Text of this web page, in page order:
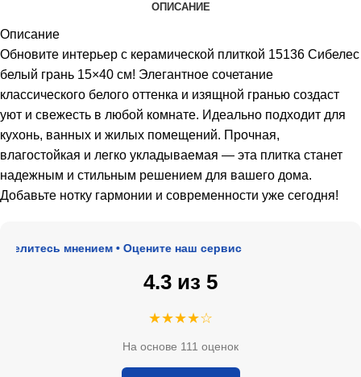
ОПИСАНИЕ
Описание
Обновите интерьер с керамической плиткой 15136 Сибелес
белый грань 15×40 см! Элегантное сочетание
классического белого оттенка и изящной гранью создаст
уют и свежесть в любой комнате. Идеально подходит для
кухонь, ванных и жилых помещений. Прочная,
влагостойкая и легко укладываемая — эта плитка станет
надежным и стильным решением для вашего дома.
Добавьте нотку гармонии и современности уже сегодня!
мнением • Оцените наш сервис
4.3 из 5
★★★★☆
На основе 111 оценок